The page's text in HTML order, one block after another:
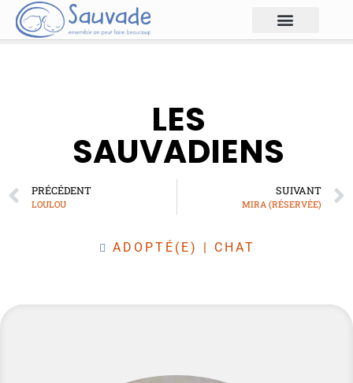
LES
SAUVADIENS
PRÉCÉDENT
LOULOU
SUIVANT
MIRA (RÉSERVÉE)
ADOPTÉ(E) | CHAT